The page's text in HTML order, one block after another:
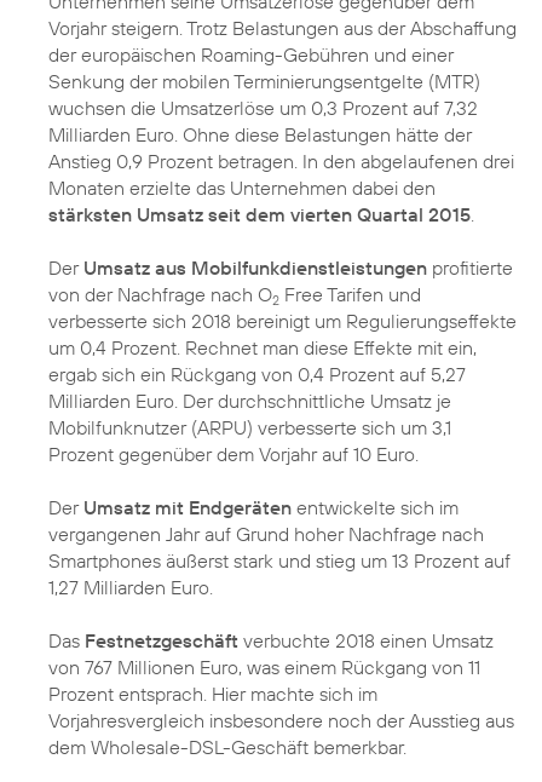
Vorjahr steigern. Trotz Belastungen aus der Abschaffung
der europäischen Roaming-Gebühren und einer
Senkung der mobilen Terminierungsentgelte (MTR)
wuchsen die Umsatzerlöse um 0,3 Prozent auf 7,32
Milliarden Euro. Ohne diese Belastungen hätte der
Anstieg 0,9 Prozent betragen. In den abgelaufenen drei
Monaten erzielte das Unternehmen dabei den
stärksten Umsatz seit dem vierten Quartal 2015
Der Umsatz aus Mobilfunkdienstleistungen profitierte
von der Nachfrage nach O2 Free Tarifen und
verbesserte sich 2018 bereinigt um Regulierungseffekte
um 0,4 Prozent. Rechnet man diese Effekte mit ein,
ergab sich ein Rückgang von 0,4 Prozent auf 5,27
Milliarden Euro. Der durchschnittliche Umsatz je
Mobilfunknutzer (ARPU) verbesserte sich um 3,1
Prozent gegenüber dem Vorjahr auf 10 Euro.
Der Umsatz mit Endgeräten entwickelte sich im
vergangenen Jahr auf Grund hoher Nachfrage nach
Smartphones äußerst stark und stieg um 13 Prozent auf
1,27 Milliarden Euro.
Das Festnetzgeschäft verbuchte 2018 einen Umsatz
von 767 Millionen Euro, was einem Rückgang von 11
Prozent entsprach. Hier machte sich im
Vorjahresvergleich insbesondere noch der Ausstieg aus
dem Wholesale-DSL-Geschäft bemerkbar.